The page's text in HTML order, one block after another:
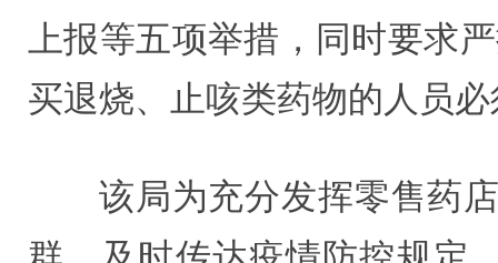
上报等五项举措，同时要求
买退烧、止咳类药物的人员
该局为充分发挥零售药